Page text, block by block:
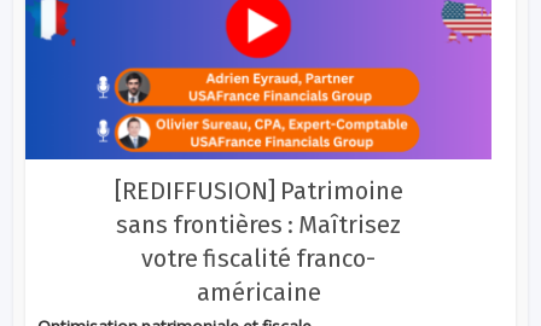
[REDIFFUSION] Patrimoine
sans frontières : Maîtrisez
votre fiscalité franco-
américaine